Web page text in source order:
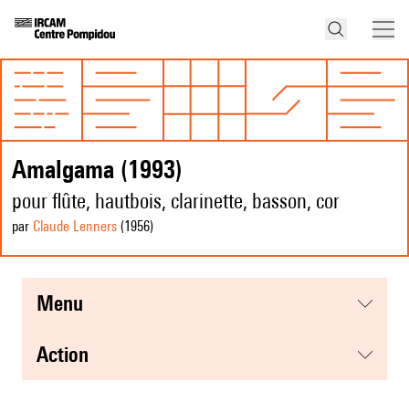
Amalgama (1993)
pour flûte, hautbois, clarinette, basson, cor
par Claude Lenners (1956)
menu
action